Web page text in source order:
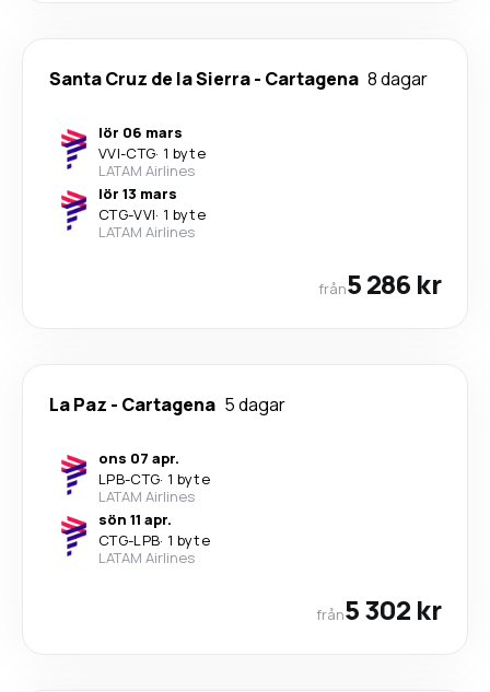
Santa Cruz de la Sierra- Cartagena 8 dagar
lör 06 mars
VVI-CTG· 1 byte
LATAM Airlines
lör 13 mars
CTG-VVI· 1 byte
LATAM Airlines
från5 286 kr
La Paz - Cartagena 5 dagar
ons 07 apr.
LPB-CTG· 1 byte
LATAM Airlines
sön 11 apr.
CTG-LPB· 1 byte
LATAM Airlines
från5 302 kr